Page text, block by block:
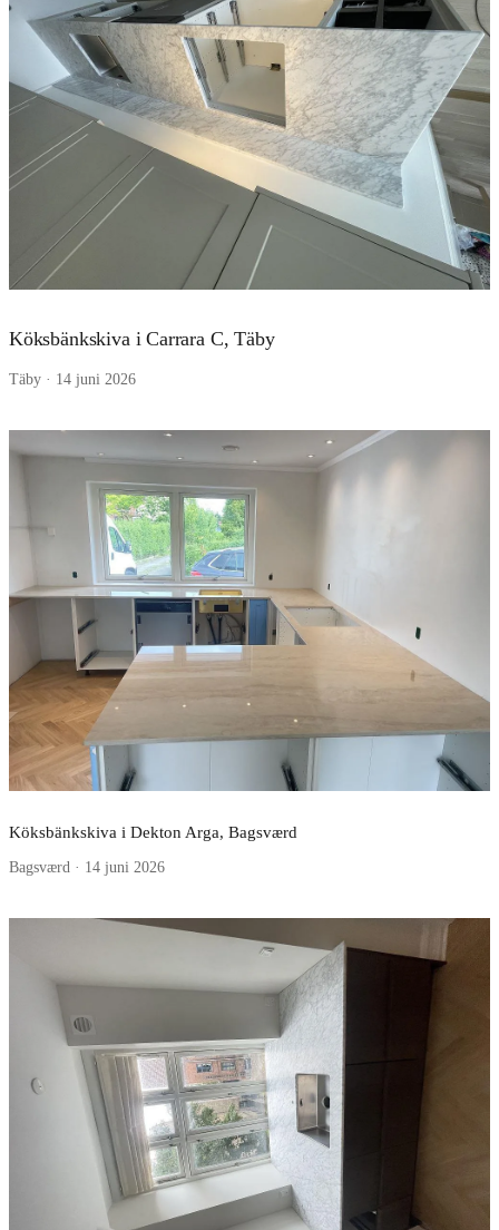
Köksbänkskiva i Carrara C, Täby
Täby · 14 juni 2026
Köksbänkskiva i Dekton Arga, Bagsværd
Bagsværd · 14 juni 2026